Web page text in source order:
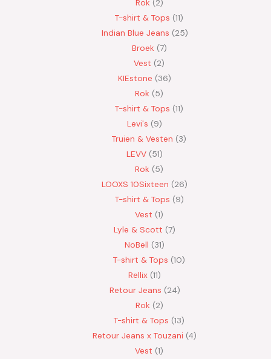
Rok 2
T-shirt & Tops 11
Indian Blue Jeans 25
Broek 7
Vest
2
KIEstone
36
Rok 5
T-shirt & Tops 11
Levi's
9
Truien & Vesten
3
LEVV 51
Rok 5
LOOXS 10Sixteen
26
T-shirt & Tops 9
Vest 1
Lyle & Scott 7
NoBell
31
T-shirt & Tops 10
Rellix 11
Retour Jeans 24
Rok 2
T-shirt & Tops 13
Retour Jeans x Touzani 4
Vest 1